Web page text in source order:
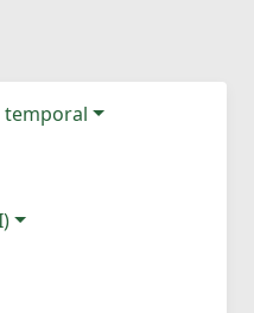
temporal